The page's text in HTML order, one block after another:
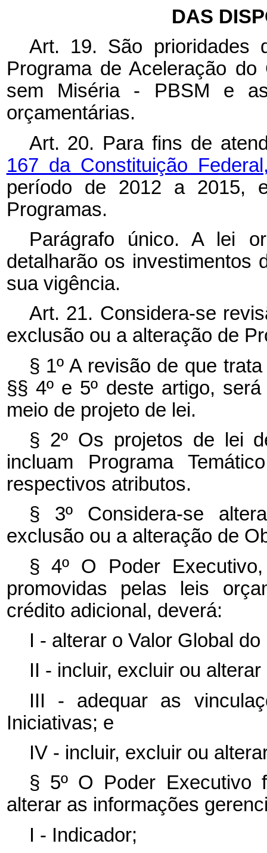
DAS
Art. 19. São prioridades
Programa de Aceleração
sem Miséria - PBSM e
orçamentárias.
Art. 20. Para fins de
167 da Constituição
período de 2012 a 2015,
Programas.
Parágrafo único. A lei
detalharão os investimentos
sua vigência.
Art. 21. Considera-se
exclusão ou a alteração de
§ 1º A revisão de que
§§ 4º e 5º deste artigo,
meio de projeto de lei.
§ 2º Os projetos de lei
incluam Programa
respectivos atributos.
§ 3º Considera-se
exclusão ou a alteração de
§ 4º O Poder
promovidas pelas leis
crédito adicional, deverá:
I - alterar o Valor Global
II - incluir, excluir ou
III - adequar as
Iniciativas; e
IV - incluir, excluir ou
§ 5º O Poder Executivo
alterar as informações
I - Indicador;